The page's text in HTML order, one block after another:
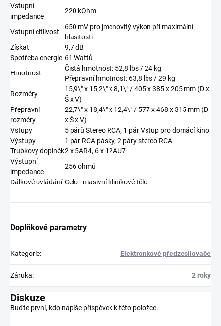
Vstupní
impedance
220 kOhm
Vstupní citlivost
650 mV pro jmenovitý výkon při maximální
hlasitosti
Získat
9,7 dB
Spotřeba energie 61 Wattů
Hmotnost
Čistá hmotnost: 52,8 lbs / 24 kg
Přepravní hmotnost: 63,8 lbs / 29 kg
Rozměry
15,9\" x 15,2\" x 8,1\" / 405 x 385 x 205 mm (D x
Š x V)
Přepravní
rozměry
22,7\" x 18,4\" x 12,4\" / 577 x 468 x 315 mm (D
x Š x V)
Vstupy
5 párů Stereo RCA, 1 pár Vstup pro domácí kino
Výstupy
1 pár RCA pásky, 2 páry stereo RCA
Trubkový doplněk2 x 5AR4, 6 x 12AU7
Výstupní
impedance
256 ohmů
Dálkové ovládání Celo - masivní hliníkové tělo
Doplňkové parametry
Kategorie: Elektronkové předzesilovače
Záruka: 2 roky
Diskuze
Buďte první, kdo napíše příspěvek k této položce.